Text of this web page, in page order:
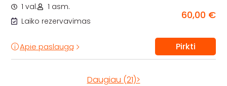
1 val.
1 asm.
Laiko rezervavimas
60,00 €
Apie paslaugą Pirkti
Daugiau (21)>